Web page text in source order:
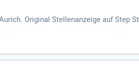
Original Stellenanzeige auf Step